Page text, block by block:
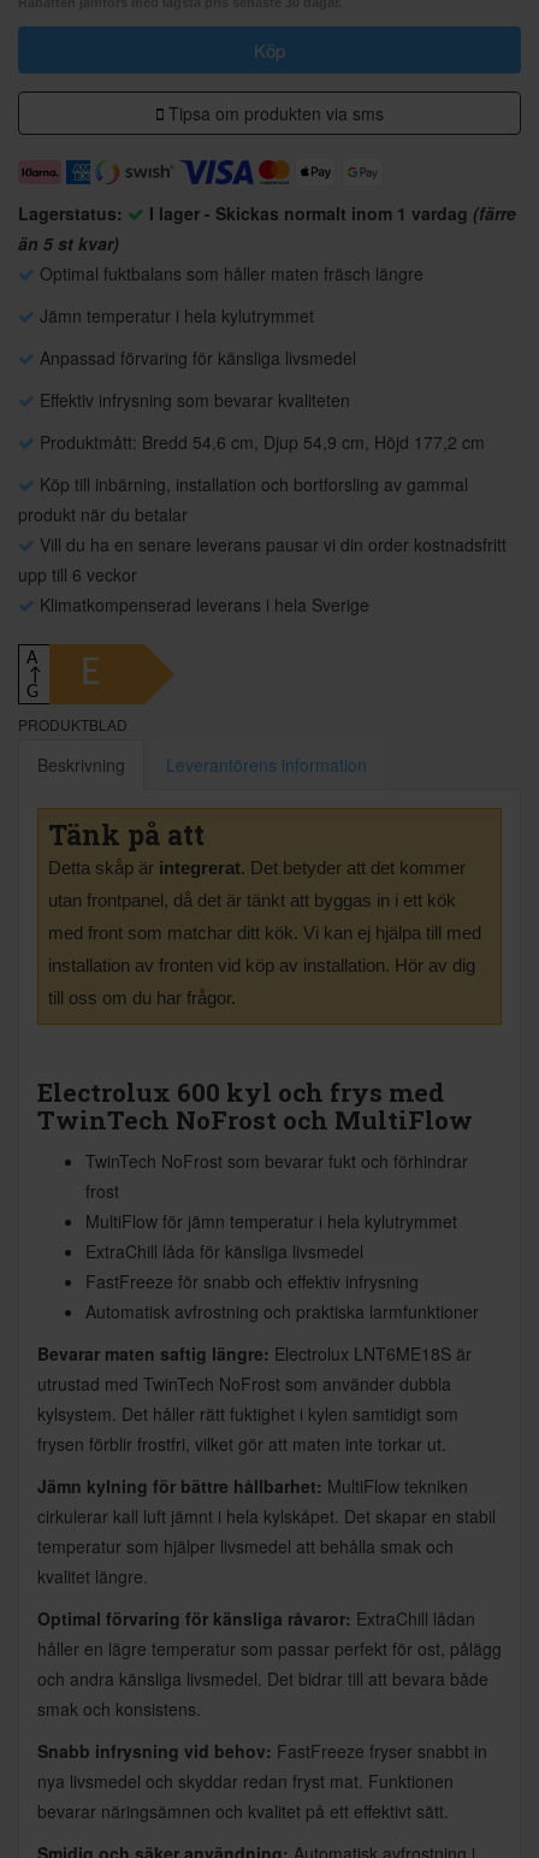
Köp
Tipsa om produkten via sms
Lagerstatus: I lager - Skickas normalt inom 1 vardag (färre
än 5 st kvar)
Optimal fuktbalans som håller maten fräsch längre
Jämn temperatur i hela kylutrymmet
Anpassad förvaring för känsliga livsmedel
Effektiv infrysning som bevarar kvaliteten
Produktmått: Bredd 54,6 cm, Djup 54,9 cm, Höjd 177,2 cm
Köp till inbärning, installation och bortforsling av gammal
produkt när du betalar
Vill du ha en senare leverans pausar vi din order kostnadsfritt
upp till 6 veckor
Klimatkompenserad leverans i hela Sverige
A
↑
G
E
PRODUKTBLAD
Beskrivning Leverantörens information
Tänk på att
Detta skåp är integrerat. Det betyder att det kommer
utan frontpanel, då det är tänkt att byggas in i ett kök
med front som matchar ditt kök. Vi kan ej hjälpa till med
installation av fronten vid köp av installation. Hör av dig
till oss om du har frågor.
Electrolux 600 kyl och frys med
TwinTech NoFrost och MultiFlow
TwinTech NoFrost som bevarar fukt och förhindrar
frost
MultiFlow för jämn temperatur i hela kylutrymmet
ExtraChill låda för känsliga livsmedel
FastFreeze för snabb och effektiv infrysning
Automatisk avfrostning och praktiska larmfunktioner
Bevarar maten saftig längre: Electrolux LNT6ME18S är
utrustad med TwinTech NoFrost som använder dubbla
kylsystem. Det håller rätt fuktighet i kylen samtidigt som
frysen förblir frostfri, vilket gör att maten inte torkar ut.
Jämn kylning för bättre hållbarhet: MultiFlow tekniken
cirkulerar kall luft jämnt i hela kylskåpet. Det skapar en stabil
temperatur som hjälper livsmedel att behålla smak och
kvalitet längre.
Optimal förvaring för känsliga råvaror: ExtraChill lådan
håller en lägre temperatur som passar perfekt för ost, pålägg
och andra känsliga livsmedel. Det bidrar till att bevara både
smak och konsistens.
Snabb infrysning vid behov: FastFreeze fryser snabbt in
nya livsmedel och skyddar redan fryst mat. Funktionen
bevarar näringsämnen och kvalitet på ett effektivt sätt.
Smidig och säker användning: Automatisk avfrostning i